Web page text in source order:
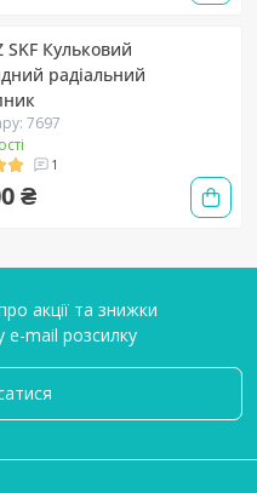
SKF Кульковий
радіальний
7697
1
₴
акції та знижки
e-mail розсилку